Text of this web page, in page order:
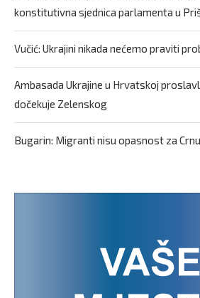
konstitutivna sjednica parlamenta u
Vučić: Ukrajini nikada nećemo praviti
Ambasada Ukrajine u Hrvatskoj
dočekuje Zelenskog
Bugarin: Migranti nisu opasnost za